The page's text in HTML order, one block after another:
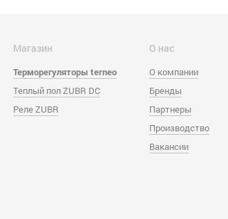
Магазин
Терморегуляторы terneo
Теплый пол ZUBR DC
Реле ZUBR
О нас
О компании
Бренды
Партнеры
Производство
Вакансии